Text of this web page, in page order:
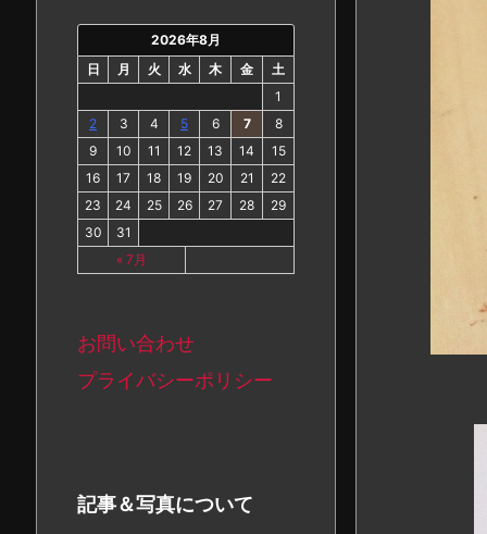
2026年8月
日
月 火 水 木 金
土
1
2
3 4 5 6 7
8
9
10 11 12 13 14
15
16
17 18 19 20 21
22
23
24 25 26 27 28
29
30
31
« 7月
お問い合わせ
プライバシーポリシー
記事＆写真について